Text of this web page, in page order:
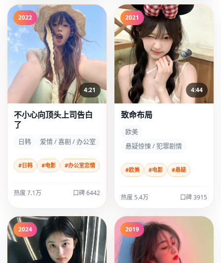
2022
4:21
不小心向顶头上司告白
了
日韩 爱情 / 喜剧 / 办公室
#日韩 #电影 #办公室恋情
热度 7.1万 口碑 6442
2021
4:44
致命布局
欧美
悬疑惊悚 / 犯罪剧情
#欧美 #电影 #悬疑
热度 5.4万 口碑 3915
2024 2019